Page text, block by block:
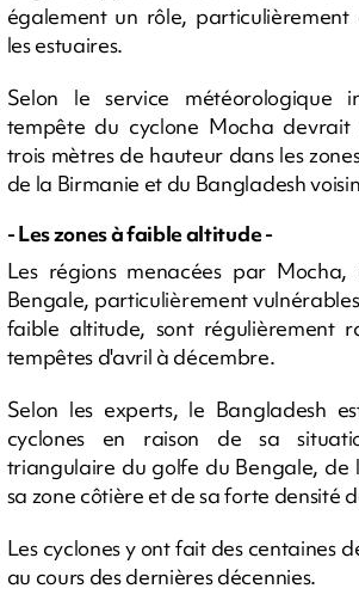
également un rôle, particulièrement
les estuaires.
Selon le service météorologique
tempête du cyclone Mocha devrait
trois mètres de hauteur dans les
de la Birmanie et du Bangladesh
- Les zones à faible altitude -
Les régions menacées par
Bengale, particulièrement
faible altitude, sont régulièrement
tempêtes d'avril à décembre.
Selon les experts, le Bangladesh
cyclones en raison de sa
triangulaire du golfe du Bengale, de
sa zone côtière et de sa forte densité
Les cyclones y ont fait des centaines
au cours des dernières décennies.